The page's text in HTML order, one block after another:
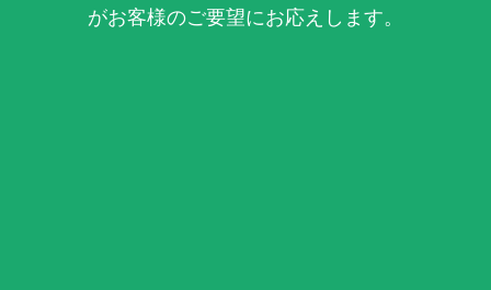
がお客様のご要望にお応えします。